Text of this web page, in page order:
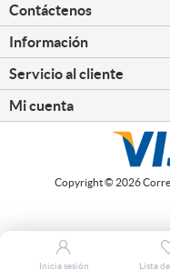
Contáctenos
Información
Servicio al cliente
Mi cuenta
Copyright © 2026
Inicia sesión Lista